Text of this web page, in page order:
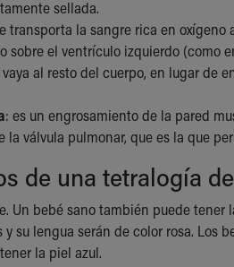
sellada.
transporta la sangre rica en
sobre el ventrículo izquierdo
al resto del cuerpo, en lugar de
: es un engrosamiento de la pared
válvula pulmonar, que es la que
de una tetralogía
Un bebé sano también puede
su lengua serán de color rosa.
la piel azul.